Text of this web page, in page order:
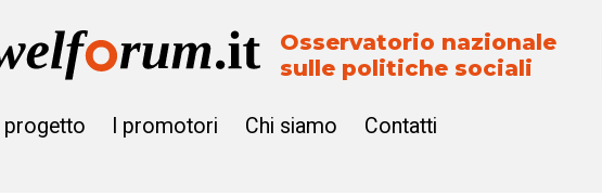
Osservatorio nazionale
sulle politiche sociali
Il progetto I promotori Chi siamo Contatti